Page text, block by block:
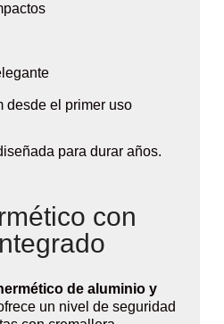
desde el primer uso
para durar años.
con
de aluminio y
un nivel de seguridad